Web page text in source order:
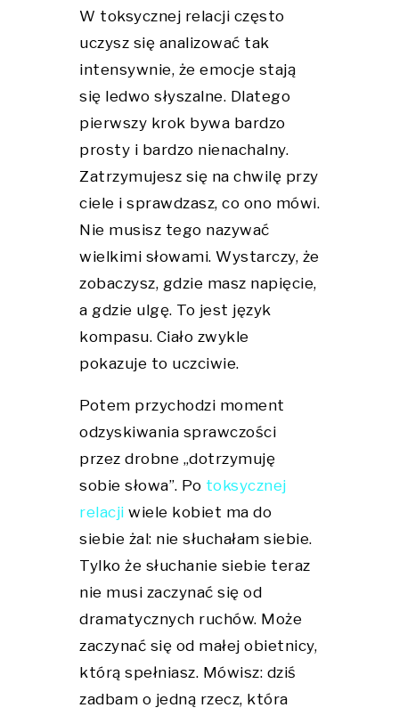
W toksycznej relacji często
uczysz się analizować tak
intensywnie, że emocje stają
się ledwo słyszalne. Dlatego
pierwszy krok bywa bardzo
prosty i bardzo nienachalny.
Zatrzymujesz się na chwilę przy
ciele i sprawdzasz, co ono mówi.
Nie musisz tego nazywać
wielkimi słowami. Wystarczy, że
zobaczysz, gdzie masz napięcie,
a gdzie ulgę. To jest język
kompasu. Ciało zwykle
pokazuje to uczciwie.
Potem przychodzi moment
odzyskiwania sprawczości
przez drobne „dotrzymuję
sobie słowa”. Po toksycznej
relacji wiele kobiet ma do
siebie żal: nie słuchałam siebie.
Tylko że słuchanie siebie teraz
nie musi zaczynać się od
dramatycznych ruchów. Może
zaczynać się od małej obietnicy,
którą spełniasz. Mówisz: dziś
zadbam o jedną rzecz, która